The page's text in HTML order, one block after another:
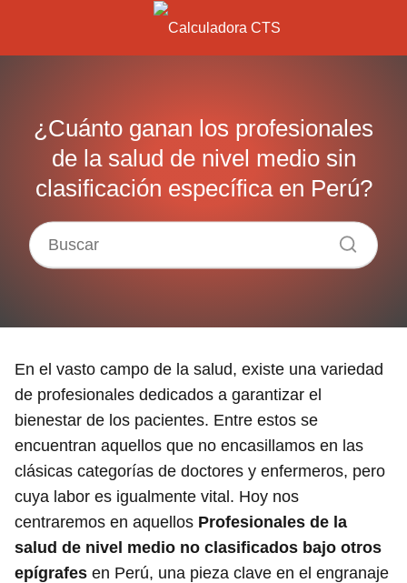
¿Cuánto ganan los profesionales
de la salud de nivel medio sin
clasificación específica en Perú?
En el vasto campo de la salud, existe una variedad
de profesionales dedicados a garantizar el
bienestar de los pacientes. Entre estos se
encuentran aquellos que no encasillamos en las
clásicas categorías de doctores y enfermeros, pero
cuya labor es igualmente vital. Hoy nos
centraremos en aquellos Profesionales de la
salud de nivel medio no clasificados bajo otros
epígrafes en Perú, una pieza clave en el engranaje